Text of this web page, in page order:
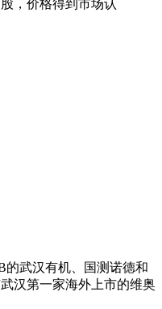
，价格得到市场认
的武汉有机、国测诺德和
汉第一家海外上市的维奥